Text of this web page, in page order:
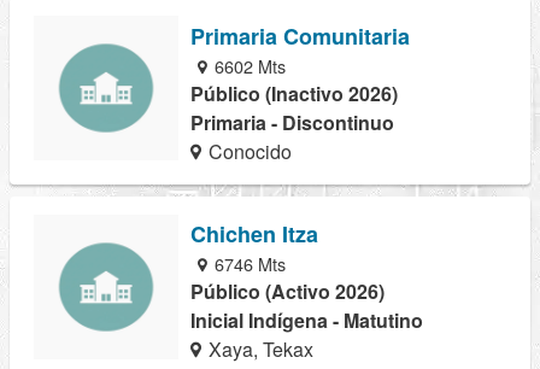
Primaria Comunitaria
6602 Mts
Público (Inactivo 2026)
Primaria - Discontinuo
Conocido
Chichen Itza
6746 Mts
Público (Activo 2026)
Inicial Indígena - Matutino
Xaya, Tekax